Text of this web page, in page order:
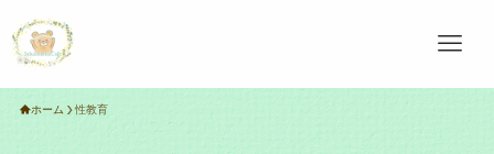
ホーム 性教育